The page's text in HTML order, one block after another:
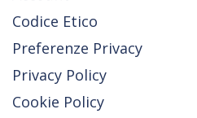
Codice Etico
Preferenze Privacy
Privacy Policy
Cookie Policy